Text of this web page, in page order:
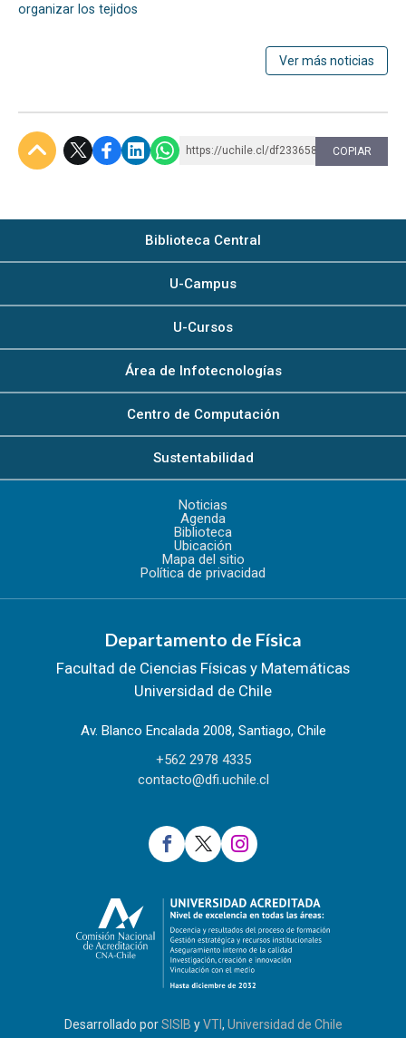
organizar los tejidos
Ver más noticias
https://uchile.cl/df233658 COPIAR
Biblioteca Central
U-Campus
U-Cursos
Área de Infotecnologías
Centro de Computación
Sustentabilidad
Noticias
Agenda
Biblioteca
Ubicación
Mapa del sitio
Política de privacidad
Departamento de Física
Facultad de Ciencias Físicas y Matemáticas
Universidad de Chile
Av. Blanco Encalada 2008, Santiago, Chile
+562 2978 4335
contacto@dfi.uchile.cl
Desarrollado porSISIB yVTI, Universidad de Chile